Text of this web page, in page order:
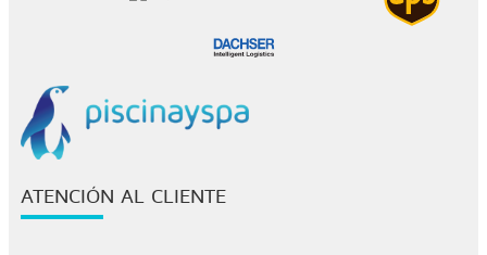
ATENCIÓN AL CLIENTE